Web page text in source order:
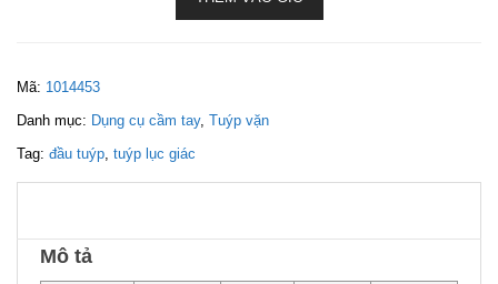
Mã: 1014453
Danh mục: Dụng cụ cầm tay, Tuýp vặn
Tag: đầu tuýp, tuýp lục giác
Mô tả